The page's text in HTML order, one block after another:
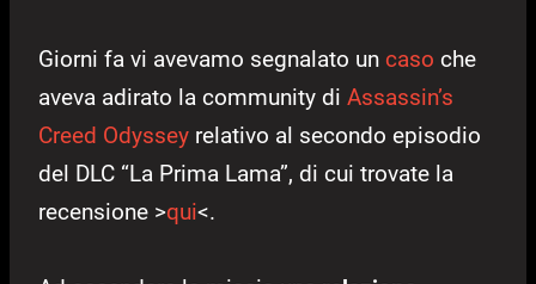
Giorni fa vi avevamo segnalato un caso che
aveva adirato la community di Assassin’s
Creed Odyssey relativo al secondo episodio
del DLC “La Prima Lama”, di cui trovate la
recensione >qui<.